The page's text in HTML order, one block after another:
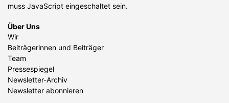
muss JavaScript eingeschaltet sein.
Über Uns
Wir
Beiträgerinnen und Beiträger
Team
Pressespiegel
Newsletter-Archiv
Newsletter abonnieren